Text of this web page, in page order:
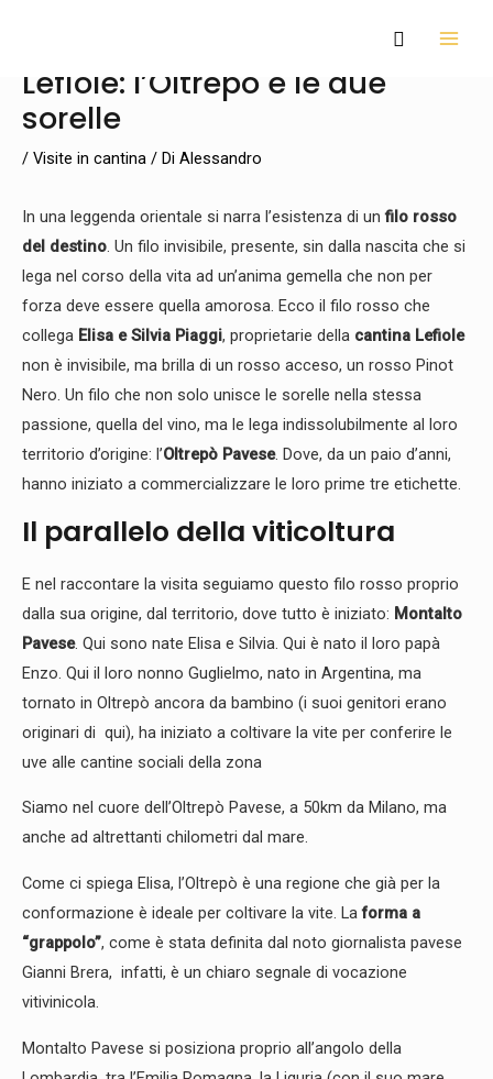
contenuto
Cerca
Lefiole: l’Oltrepò e le due
sorelle
/ Visite in cantina / Di Alessandro
In una leggenda orientale si narra l’esistenza di un filo rosso
del destino. Un filo invisibile, presente, sin dalla nascita che si
lega nel corso della vita ad un’anima gemella che non per
forza deve essere quella amorosa. Ecco il filo rosso che
collega Elisa e Silvia Piaggi, proprietarie della cantina Lefiole
non è invisibile, ma brilla di un rosso acceso, un rosso Pinot
Nero. Un filo che non solo unisce le sorelle nella stessa
passione, quella del vino, ma le lega indissolubilmente al loro
territorio d’origine: l’Oltrepò Pavese. Dove, da un paio d’anni,
hanno iniziato a commercializzare le loro prime tre etichette.
Il parallelo della viticoltura
E nel raccontare la visita seguiamo questo filo rosso proprio
dalla sua origine, dal territorio, dove tutto è iniziato: Montalto
Pavese. Qui sono nate Elisa e Silvia. Qui è nato il loro papà
Enzo. Qui il loro nonno Guglielmo, nato in Argentina, ma
tornato in Oltrepò ancora da bambino (i suoi genitori erano
originari di qui), ha iniziato a coltivare la vite per conferire le
uve alle cantine sociali della zona
Siamo nel cuore dell’Oltrepò Pavese, a 50km da Milano, ma
anche ad altrettanti chilometri dal mare.
Come ci spiega Elisa, l’Oltrepò è una regione che già per la
conformazione è ideale per coltivare la vite. Laforma a
“grappolo”, come è stata definita dal noto giornalista pavese
Gianni Brera, infatti, è un chiaro segnale di vocazione
vitivinicola.
Montalto Pavese si posiziona proprio all’angolo della